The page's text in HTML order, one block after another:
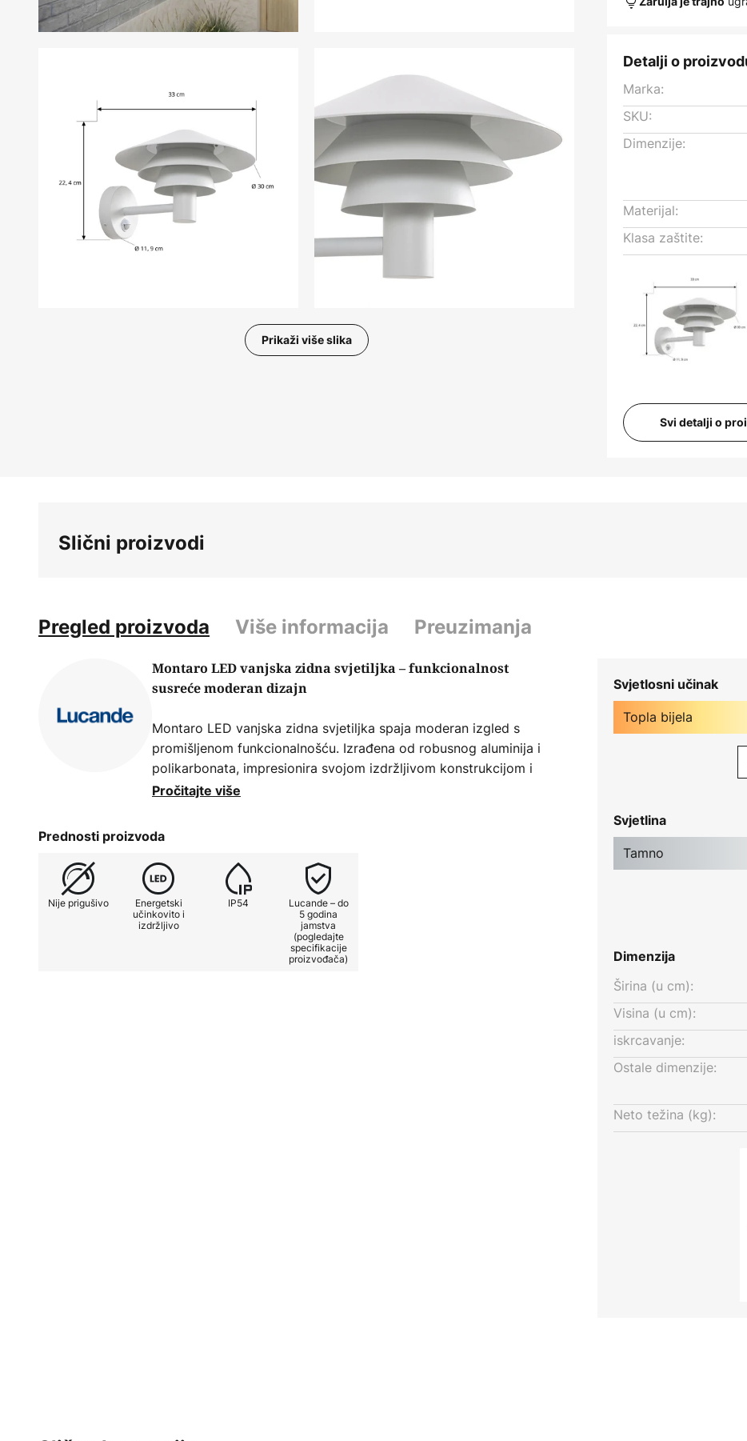
Prikaži više slika
Detalji o
Marka:
SKU:
Dimenzije:
Materijal:
Klasa zaštite:
Svi detalji o
Slični proizvodi
Pregled proizvoda Više informacija Preuzimanja
Montaro LED vanjska zidna svjetiljka – funkcionalnost
susreće moderan dizajn
Montaro LED vanjska zidna svjetiljka spaja moderan izgled s
promišljenom funkcionalnošću. Izrađena od robusnog aluminija i
polikarbonata, impresionira svojom izdržljivom konstrukcijom i
IP54 zaštitom, što je čini idealnom za vanjsku upotrebu. Integrirani
od 3000 K, stvarajući ugodnu atmosferu. S indeksom reprodukcije
Minimalistički bijeli dizajn, koji je osmislio Frederik Kurzweg,
besprijekorno se uklapa u modernu arhitekturu i dodaje elegantne
akcente. Praktični senzor pokreta omogućuje automatsku kontrolu
rasvjete, kombinirajući praktičnost s energetskom učinkovitošću.
Pročitajte više
Prednosti proizvoda
Nije prigušivo
Energetski
učinkovito i
izdržljivo
IP54
Lucande – do
5 godina
jamstva
(pogledajte
specifikacije
proizvođača)
Svjetlosni učinak
Topla bijela
Svjetlina
Tamno
Dimenzija
Širina (u cm):
Visina (u cm):
iskrcavanje:
Ostale dimenzije:
Neto težina (kg):